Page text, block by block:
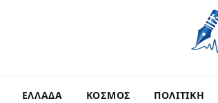
ΕΛΛΑΔΑ ΚΟΣΜΟΣ ΠΟΛΙΤΙΚΗ